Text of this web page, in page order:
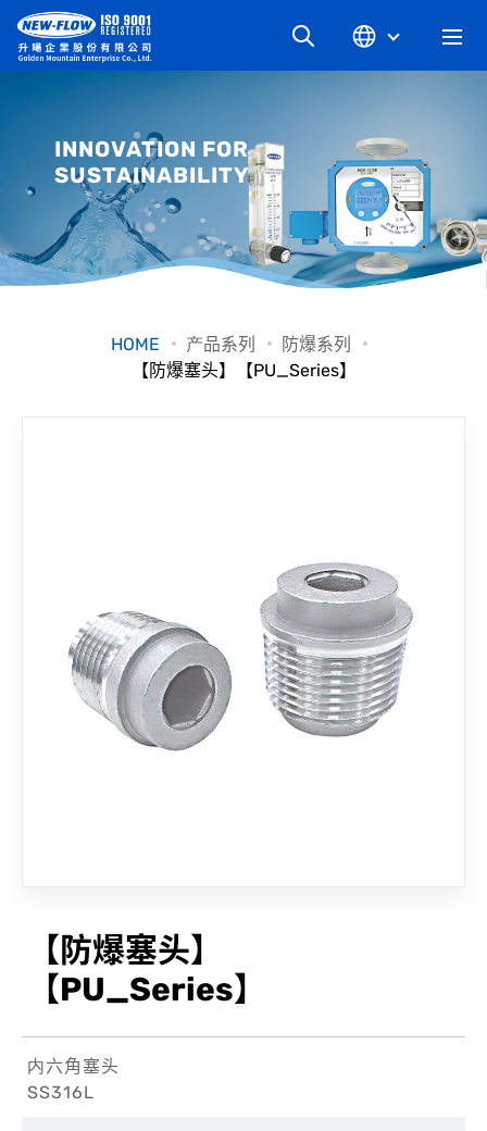
最新消息
知识文章
INNOVATION FOR
SUSTAINABILITY
HOME 产品系列
防爆系列
【防爆塞头】【PU_Series】
【防爆塞头】
【PU_Series】
内六角塞头
SS316L